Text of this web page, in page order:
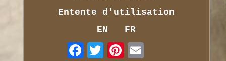
Entente d'utilisation
EN
FR